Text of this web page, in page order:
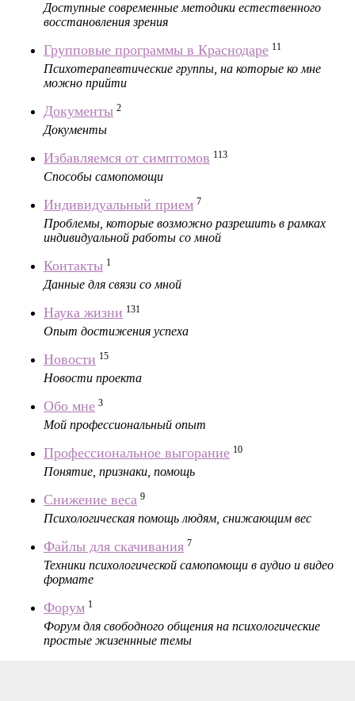
Доступные современные методики естественного
восстановления зрения
Групповые программы в Краснодаре 11
Психотерапевтические группы, на которые ко мне
можно прийти
Документы 2
Документы
Избавляемся от симптомов 113
Способы самопомощи
Индивидуальный прием 7
Проблемы, которые возможно разрешить в рамках
индивидуальной работы со мной
Контакты 1
Данные для связи со мной
Наука жизни 131
Опыт достижения успеха
Новости 15
Новости проекта
Обо мне 3
Мой профессиональный опыт
Профессиональное выгорание 10
Понятие, признаки, помощь
Снижение веса 9
Психологическая помощь людям, снижающим вес
Файлы для скачивания 7
Техники психологической самопомощи в аудио и видео
формате
Форум 1
Форум для свободного общения на психологические
простые жизеннные темы